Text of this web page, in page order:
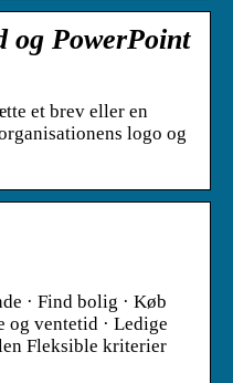
og PowerPoint
et brev eller en
logo og
· Find bolig · Køb
og ventetid · Ledige
Fleksible kriterier